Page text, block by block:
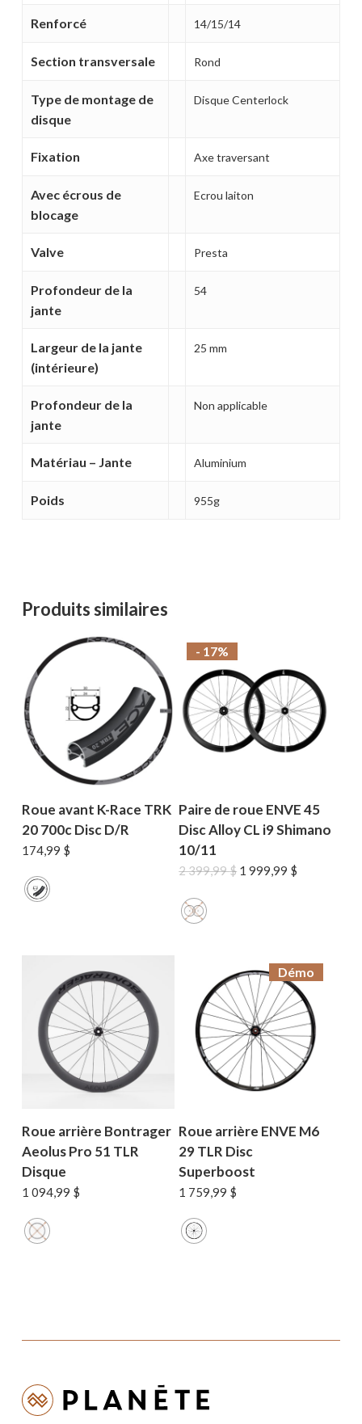
MAGASINER EN LIGNE
Renforcé 14/15/14
Section transversale Rond
Type de montage de
disque
Disque Centerlock
Fixation Axe traversant
Avec écrous de
blocage
Ecrou laiton
Valve Presta
Profondeur de la
jante
54
Largeur de la jante
(intérieure)
25 mm
Profondeur de la
jante
Non applicable
Matériau – Jante Aluminium
Poids 955g
Produits similaires
Roue avant K-Race TRK
20 700c Disc D/R
174,99 $
- 17%
Paire de roue ENVE 45
Disc Alloy CL i9 Shimano
10/11
2 399,99$ Le
1 999,99 $
Roue arrière Bontrager
Aeolus Pro 51 TLR
Disque
1 094,99 $
Roue arrière ENVE M6
29 TLR Disc
Superboost
1 759,99 $
Démo